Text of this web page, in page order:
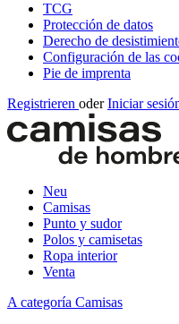
TCG
Protección de datos
Derecho de
Configuración de las
Pie de imprenta
Registrieren oder Iniciar
Neu
Camisas
Punto y sudor
Polos y camisetas
Ropa interior
Venta
A categoría Camisas